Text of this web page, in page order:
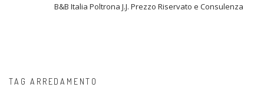
B&B Italia Poltrona J.J. Prezzo Riservato e Consulenza
TAG ARREDAMENTO